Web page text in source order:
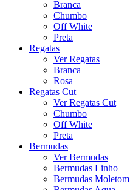
Branca
Chumbo
Off White
Preta
Regatas
Ver Regatas
Branca
Rosa
Regatas Cut
Ver Regatas Cut
Chumbo
Off White
Preta
Bermudas
Ver Bermudas
Bermudas Linho
Bermudas Moletom